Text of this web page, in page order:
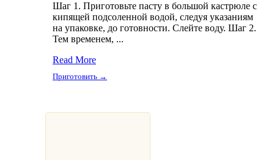
Шаг 1. Приготовьте пасту в большой кастрюле с
кипящей подсоленной водой, следуя указаниям
на упаковке, до готовности. Слейте воду. Шаг 2.
Тем временем, ...
Read More
Приготовить →